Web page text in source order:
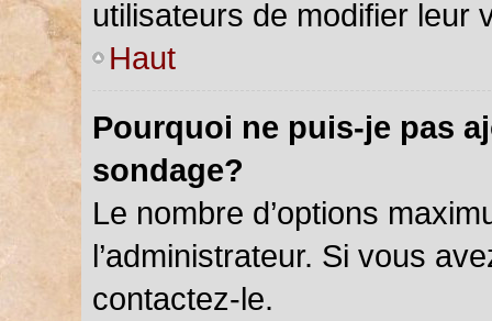
utilisateurs de modifier leur
Haut
Pourquoi ne puis-je pas
sondage?
Le nombre d’options
l’administrateur. Si vous
contactez-le.